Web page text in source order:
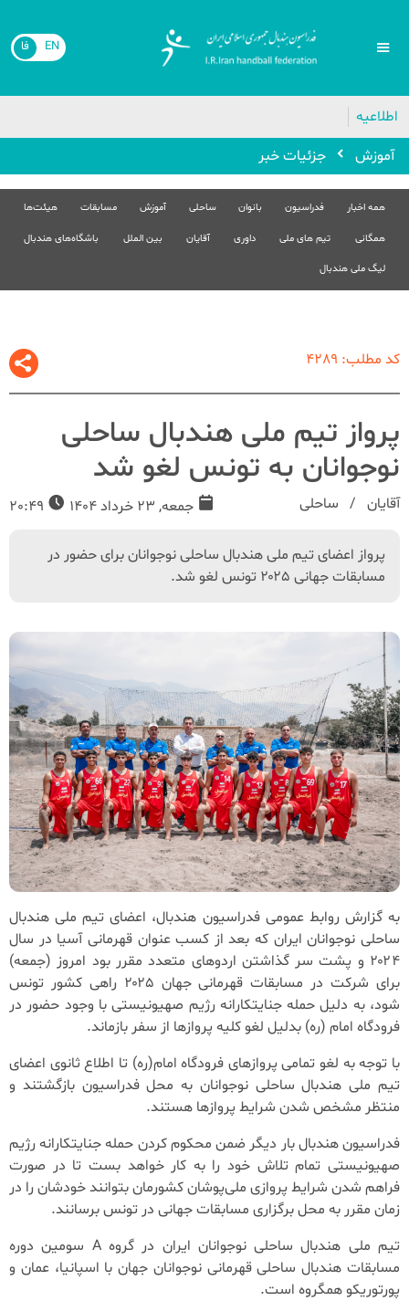
EN فا
اطلاعیه
آموزش
جزئیات خبر
همه اخبار فدراسیون بانوان ساحلی آموزش مسابقات هیئت‌ها
همگانی تیم های ملی داوری آقایان بین الملل باشگاه‌های هندبال
لیگ ملی هندبال
کد مطلب: 4289
پرواز تیم ملی هندبال ساحلی
نوجوانان به تونس لغو شد
آقایان ساحلی جمعه, 23 خرداد 1404
پرواز اعضای تیم ملی هندبال ساحلی نوجوانان برای حضور در
مسابقات جهانی ۲۰۲۵ تونس لغو شد.
به گزارش روابط عمومی فدراسیون هندبال، اعضای تیم ملی هندبال
ساحلی نوجوانان ایران که بعد از کسب عنوان قهرمانی آسیا در سال
۲۰۲۴ و پشت سر گذاشتن اردوهای متعدد مقرر بود امروز (جمعه)
برای شرکت در مسابقات قهرمانی جهان ۲۰۲۵ راهی کشور تونس
شود، به دلیل حمله جنایتکارانه رژیم صهیونیستی با وجود حضور در
فرودگاه امام (ره) بدلیل لغو کلیه پروازها از سفر بازماند.
با توجه به لغو‌ تمامی پروازهای فرودگاه امام(ره) تا اطلاع ثانوی اعضای
تیم ملی هندبال ساحلی نوجوانان به محل فدراسیون بازگشتند و
منتظر مشخص شدن شرایط پروازها هستند.
فدراسیون هندبال بار دیگر‌ ضمن محکوم کردن حمله جنایتکارانه رژیم
صهیونیستی تمام تلاش خود را به کار خواهد بست تا در صورت
فراهم شدن شرایط پروازی ملی‌پوشان کشورمان بتوانند خودشان را در
زمان مقرر به محل برگزاری مسابقات جهانی در تونس برسانند.
تیم ملی هندبال ساحلی نوجوانان ایران در گروه A سومین دوره
مسابقات هندبال ساحلی قهرمانی نوجوانان جهان با اسپانیا، عمان و
پورتوریکو همگروه است.